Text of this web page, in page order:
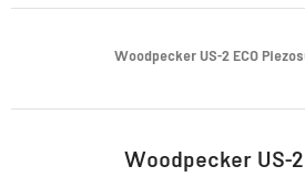
Woodpecker US-2 ECO
Woodpecker US-